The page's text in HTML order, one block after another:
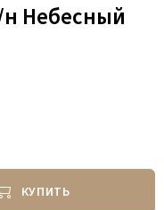
Небесный
КУПИТЬ